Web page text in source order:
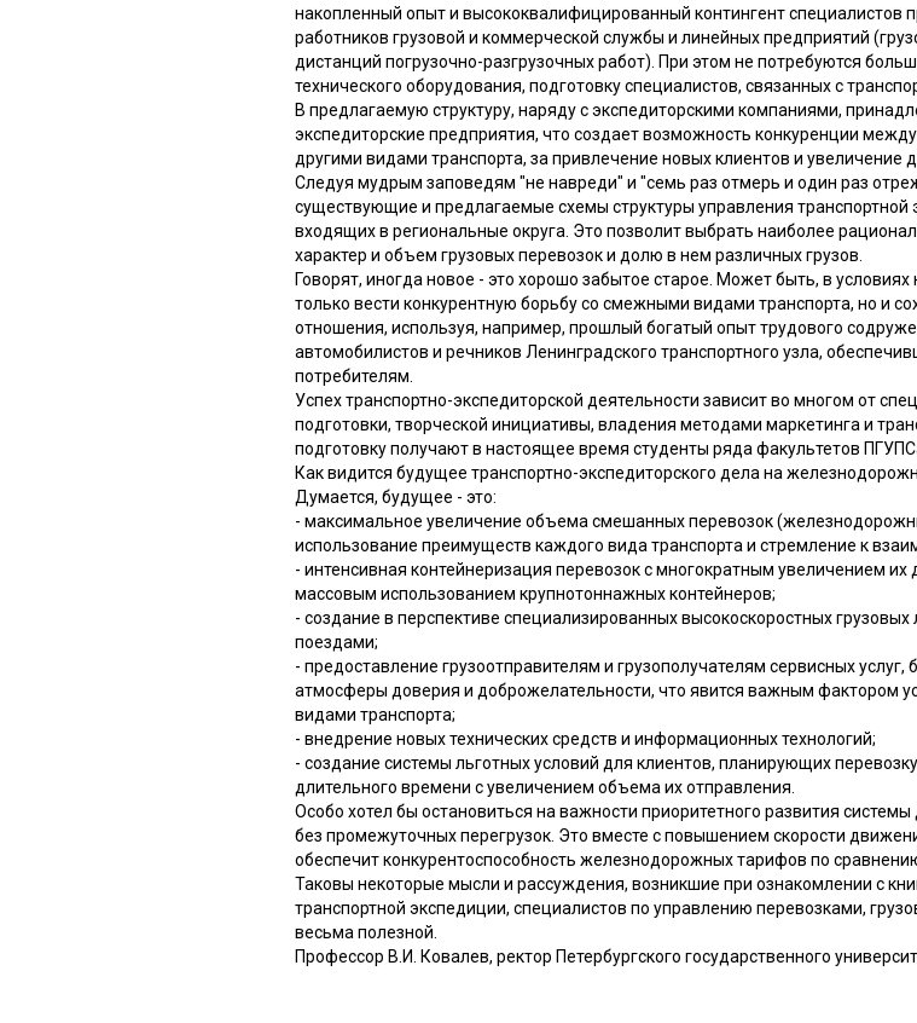
накопленный опыт и высококвалифицированный контингент
работников грузовой и коммерческой службы и линейных предприятий
дистанций погрузочно-разгрузочных работ). При этом не потребуются
технического оборудования, подготовку специалистов, связанных с
В предлагаемую структуру, наряду с экспедиторскими компаниями,
экспедиторские предприятия, что создает возможность конкуренции
другими видами транспорта, за привлечение новых клиентов и увеличение
Следуя мудрым заповедям "не навреди" и "семь раз отмерь и один раз
существующие и предлагаемые схемы структуры управления транспортной
входящих в региональные округа. Это позволит выбрать наиболее
характер и объем грузовых перевозок и долю в нем различных грузов.
Говорят, иногда новое - это хорошо забытое старое. Может быть, в
только вести конкурентную борьбу со смежными видами транспорта, но и
отношения, используя, например, прошлый богатый опыт трудового
автомобилистов и речников Ленинградского транспортного узла,
потребителям.
Успех транспортно-экспедиторской деятельности зависит во многом от
подготовки, творческой инициативы, владения методами маркетинга и
подготовку получают в настоящее время студенты ряда факультетов
Как видится будущее транспортно-экспедиторского дела на
Думается, будущее - это:
- максимальное увеличение объема смешанных перевозок
использование преимуществ каждого вида транспорта и стремление к
- интенсивная контейнеризация перевозок с многократным увеличением
массовым использованием крупнотоннажных контейнеров;
- создание в перспективе специализированных высокоскоростных
поездами;
- предоставление грузоотправителям и грузополучателям сервисных
атмосферы доверия и доброжелательности, что явится важным фактором
видами транспорта;
- внедрение новых технических средств и информационных технологий;
- создание системы льготных условий для клиентов, планирующих
длительного времени с увеличением объема их отправления.
Особо хотел бы остановиться на важности приоритетного развития
без промежуточных перегрузок. Это вместе с повышением скорости
обеспечит конкурентоспособность железнодорожных тарифов по
Таковы некоторые мысли и рассуждения, возникшие при ознакомлении с
транспортной экспедиции, специалистов по управлению перевозками,
весьма полезной.
Профессор В.И. Ковалев, ректор Петербургского государственного